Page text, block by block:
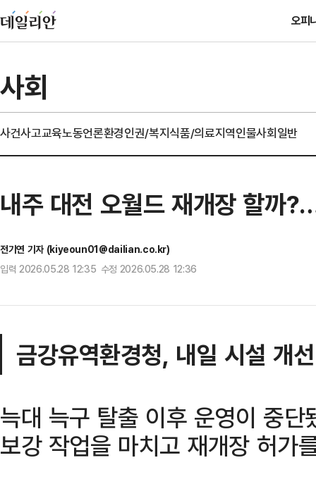
오피
사회
사건사고교육노동언론환경인권/복지식품/의료지역인물사회일반
내주 대전 오월드 재개장 할까
전기연 기자 (kiyeoun01@dailian.co.kr)
입력 2026.05.28 12:35 수정 2026.05.28 12:36
금강유역환경청, 내일 시설 개
늑대 늑구 탈출 이후 운영이 중
보강 작업을 마치고 재개장 허가